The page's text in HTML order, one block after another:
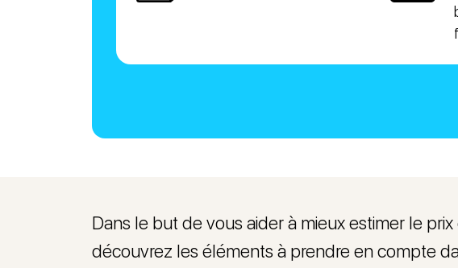
Dans le but de vous aider à mieux estimer le
découvrez les éléments à prendre en compte